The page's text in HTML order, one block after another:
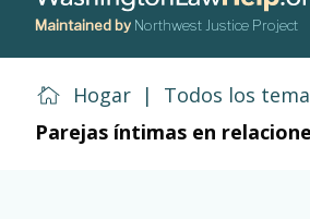
Maintained by Northwest Justice Project
Hogar | Todos los
Parejas íntimas en